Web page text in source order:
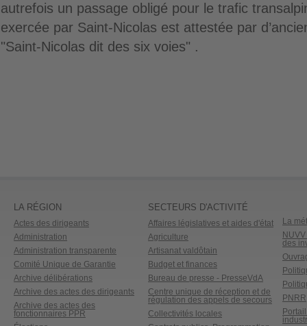
autrefois un passage obligé pour le trafic
exercée par Saint-Nicolas est attestée par
"Saint-Nicolas dit des six voies" .
LA RÉGION
Actes des dirigeants
Administration
Administration transparente
Comité Unique de Garantie
Archive délibérations
Archive des actes des dirigeants
Archive des actes des
fonctionnaires PPR
SECTEURS D'ACTIVITÉ
Affaires législatives et aides d'état
Agriculture
Artisanat valdôtain
Budget et finances
Bureau de presse - PresseVdA
Centre unique de réception et de
régulation des appels de secours
Collectivités locales
La
des
PNRR